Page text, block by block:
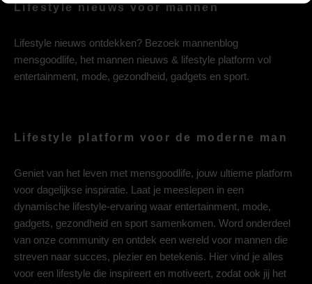
Lifestyle nieuws voor mannen
Lifestyle nieuws ontdekken? Bezoek mannenblog
mensgoodlife, het mannen nieuws & lifestyle platform vol
entertainment, mode, gezondheid, gadgets en sport.
Lifestyle platform voor de moderne man
Geniet van het leven met mensgoodlife, jouw ultieme platform
voor dagelijkse inspiratie. Laat je meeslepen in een
dynamische lifestyle-ervaring waar entertainment, mode,
gadgets, gezondheid en sport samenkomen. Word onderdeel
van onze community en ontdek een wereld voor mannen die
streven naar succes, plezier en betekenis. Hier vind je alles
voor een lifestyle die inspireert en motiveert, zodat ook jij het